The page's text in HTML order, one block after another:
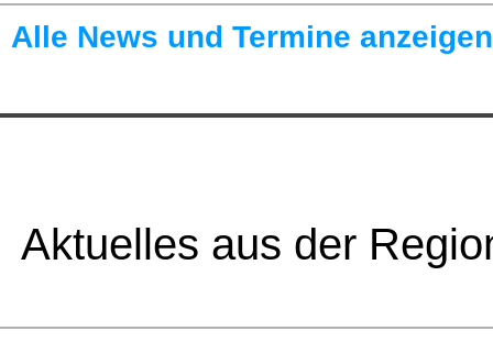
Alle News und Termine anzeigen
Aktuelles aus der